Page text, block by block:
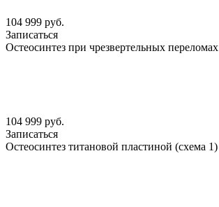
104 999 руб.
Записаться
Остеосинтез при чрезвертельных переломах
104 999 руб.
Записаться
Остеосинтез титановой пластиной (схема 1)